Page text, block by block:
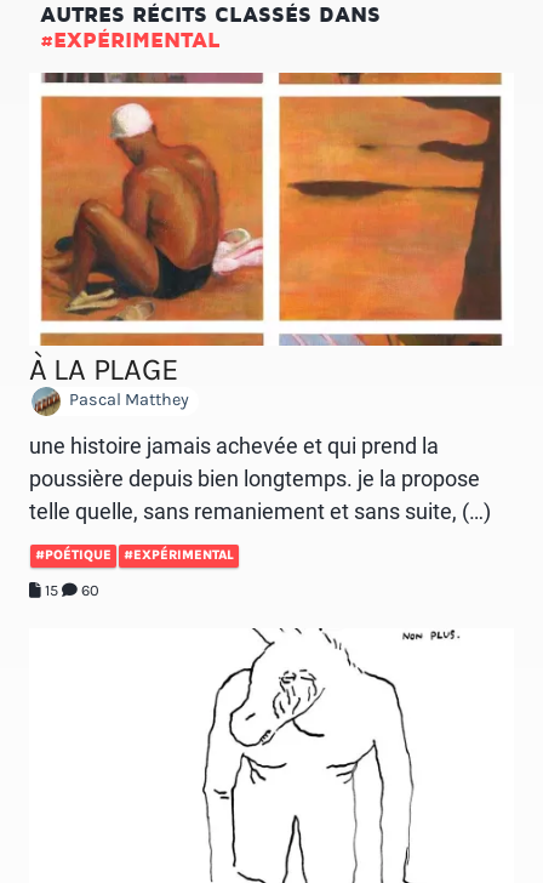
AUTRES RÉCITS CLASSÉS DANS
#EXPÉRIMENTAL
À LA PLAGE
Pascal Matthey
une histoire jamais achevée et qui prend la
poussière depuis bien longtemps. je la propose
telle quelle, sans remaniement et sans suite, (…)
#POÉTIQUE #EXPÉRIMENTAL
15 60